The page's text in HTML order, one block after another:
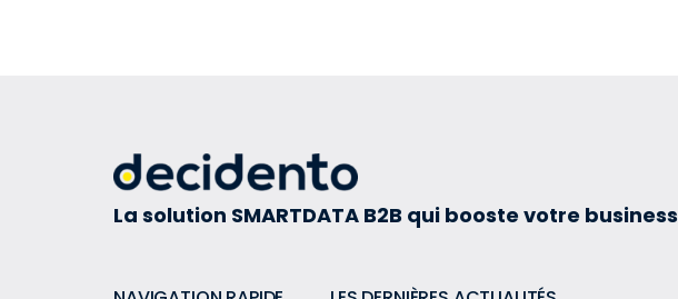
La solution SMARTDATA B2B qui booste votre business